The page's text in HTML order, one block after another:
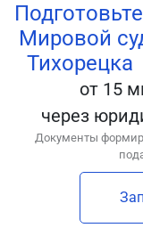
Мировой
от 15
через
Документы